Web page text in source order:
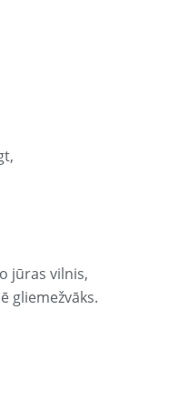
jūras vilnis,
gliemežvāks.